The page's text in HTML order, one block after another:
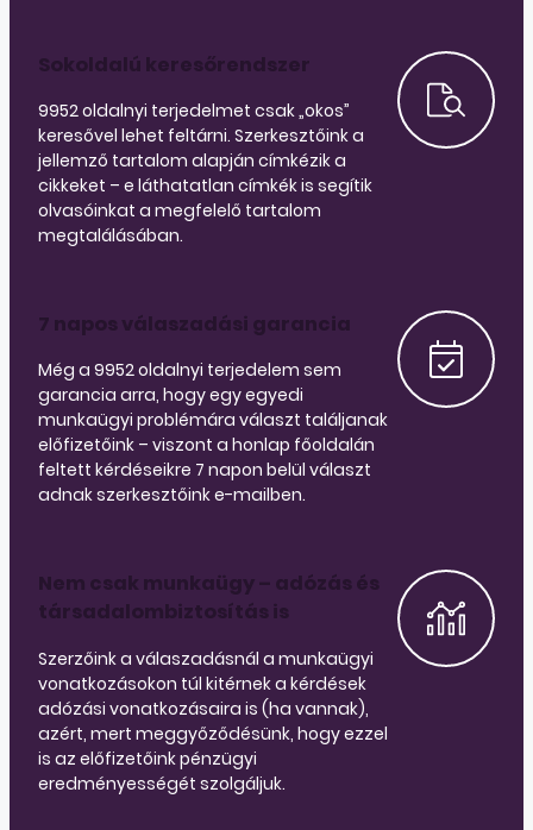
Sokoldalú keresőrendszer
9952 oldalnyi terjedelmet csak „okos”
keresővel lehet feltárni. Szerkesztőink a
jellemző tartalom alapján címkézik a
cikkeket – e láthatatlan címkék is segítik
olvasóinkat a megfelelő tartalom
megtalálásában.
7 napos válaszadási garancia
Még a 9952 oldalnyi terjedelem sem
garancia arra, hogy egy egyedi
munkaügyi problémára választ találjanak
előfizetőink – viszont a honlap főoldalán
feltett kérdéseikre 7 napon belül választ
adnak szerkesztőink e-mailben.
Nem csak munkaügy – adózás és
társadalombiztosítás is
Szerzőink a válaszadásnál a munkaügyi
vonatkozásokon túl kitérnek a kérdések
adózási vonatkozásaira is (ha vannak),
azért, mert meggyőződésünk, hogy ezzel
is az előfizetőink pénzügyi
eredményességét szolgáljuk.